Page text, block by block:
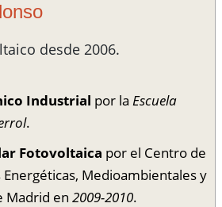
desde 2006.
Industrial por la Escuela
.
Fotovoltaica por el Centro de
Medioambientales y
Madrid en 2009-2010.